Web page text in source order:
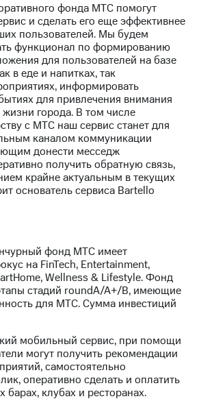
2023
фонда МТС помогут
и cделать его еще эффективнее
пользователей. Мы будем
функционал по формированию
для пользователей на базе
в еде и напитках, так
информировать
для привлечения внимания
жизни города. В том числе
с МТС наш сервис станет для
каналом коммуникации
донести месседж
получить обратную связь,
крайне актуальным в текущих
основатель сервиса Bartello
фонд МТС имеет
на FinTech, Entertainment,
Wellness & Lifestyle. Фонд
стадий roundA/A+/B, имеющие
для МТС. Сумма инвестиций
мобильный сервис, при помощи
могут получить рекомендации
самостоятельно
оперативно сделать и оплатить
барах, клубах и ресторанах.